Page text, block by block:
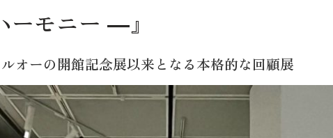
モニー ―』
オーの開館記念展以来となる本格的な回顧展